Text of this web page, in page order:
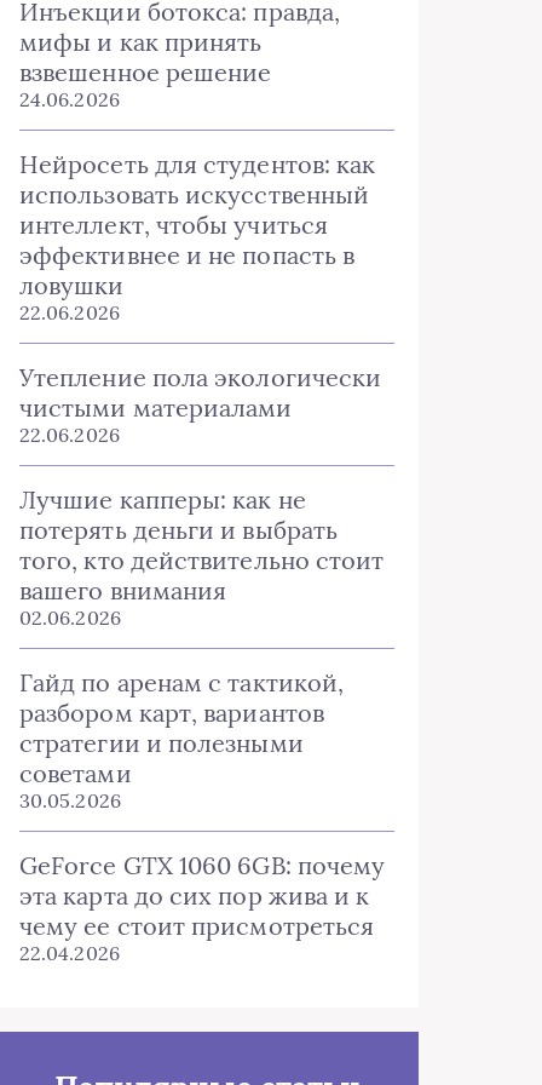
Инъекции ботокса: правда,
мифы и как принять
взвешенное решение
24.06.2026
Нейросеть для студентов: как
использовать искусственный
интеллект, чтобы учиться
эффективнее и не попасть в
ловушки
22.06.2026
Утепление пола экологически
чистыми материалами
22.06.2026
Лучшие капперы: как не
потерять деньги и выбрать
того, кто действительно стоит
вашего внимания
02.06.2026
Гайд по аренам с тактикой,
разбором карт, вариантов
стратегии и полезными
советами
30.05.2026
GeForce GTX 1060 6GB: почему
эта карта до сих пор жива и к
чему ее стоит присмотреться
22.04.2026